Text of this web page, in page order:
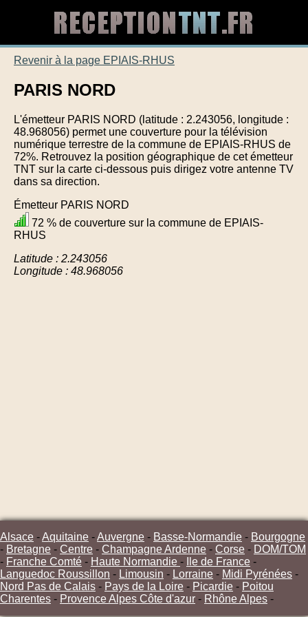
Revenir à la page EPIAIS-RHUS
PARIS NORD
L'émetteur PARIS NORD (latitude : 2.243056, longitude :
48.968056) permet une couverture pour la télévision
numérique terrestre de la commune de EPIAIS-RHUS de
72%. Retrouvez la position géographique de cet émetteur
TNT sur la carte ci-dessous puis dirigez votre antenne TV
dans sa direction.
Émetteur PARIS NORD
72 % de couverture sur la commune de EPIAIS-
RHUS
Latitude : 2.243056
Longitude : 48.968056
Alsace -Aquitaine -Auvergne - Basse-Normandie - Bourgogne
- Bretagne - Centre - Champagne Ardenne - Corse - DOM/TOM
- Franche Comté - Haute Normandie - Ile de France -
Languedoc Roussillon - Limousin - Lorraine - Midi Pyrénées -
Nord Pas de Calais - Pays de la Loire - Picardie - Poitou
Charentes - Provence Alpes Côte d'azur - Rhône Alpes -